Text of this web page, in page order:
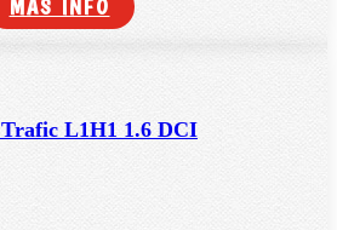
MÁS INFO
L1H1 1.6 DCI